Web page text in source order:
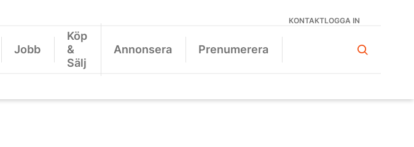
KONTAKTLOGGA IN
Jobb
Köp
&
Sälj
Annonsera Prenumerera